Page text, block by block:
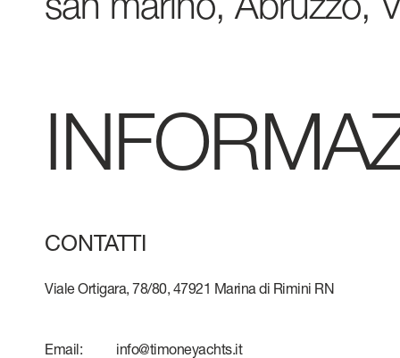
VERVE
GRANDE
Confronta yacht
Pre-owned
CONTATTI
CONTATTI
Viale Ortigara, 78/80, 47921 Marina di Rimini RN
Email:
info@timoneyachts.it